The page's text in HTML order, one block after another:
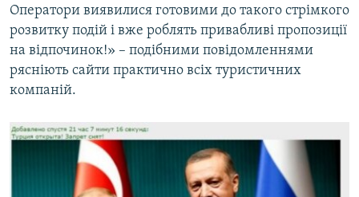
Оператори виявилися готовими до такого стрімкого
розвитку подій і вже роблять привабливі пропозиції
на відпочинок!» – подібними повідомленнями
рясніють сайти практично всіх туристичних
компаній.